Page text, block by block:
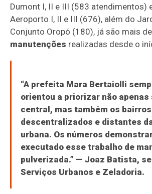
Dumont I, II e III (583 atendimentos)
Aeroporto I, II e III (676), além do
Conjunto Oropó (180), já são mais de
manutenções realizadas desde o
“A prefeita Mara Bertaiolli
orientou a priorizar não apenas
central, mas também os bairros
descentralizados e distantes
urbana. Os números
executado esse trabalho de
pulverizada.” — Joaz Batista,
Serviços Urbanos e Zeladoria.